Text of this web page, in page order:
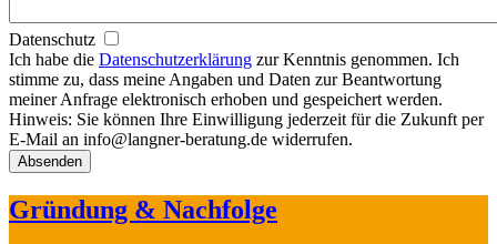
Datenschutz
Ich habe die Datenschutzerklärung zur Kenntnis genommen. Ich
stimme zu, dass meine Angaben und Daten zur Beantwortung
meiner Anfrage elektronisch erhoben und gespeichert werden.
Hinweis: Sie können Ihre Einwilligung jederzeit für die Zukunft per
E-Mail an info@langner-beratung.de widerrufen.
Gründung & Nachfolge